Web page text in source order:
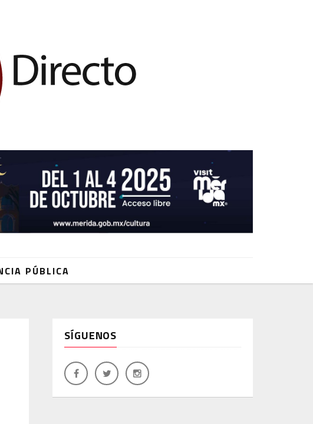
PÚBLICA
SÍGUENOS